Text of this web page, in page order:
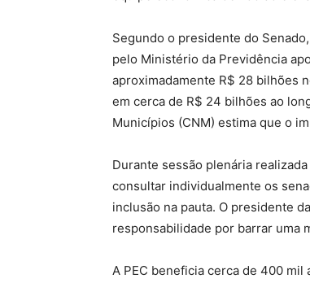
Segundo o presidente do
pelo Ministério da Previdência
aproximadamente R$ 28 bilhões
em cerca de R$ 24 bilhões ao
Municípios (CNM) estima que o
Durante sessão plenária
consultar individualmente os
inclusão na pauta. O presidente
responsabilidade por barrar uma
A PEC beneficia cerca de 400 mil